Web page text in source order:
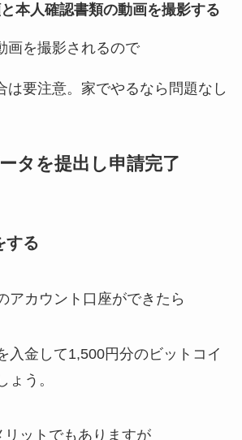
本人確認書類の動画を撮影する
画を撮影されるので
は要注意。家でやるなら問題なし
タを提出し申請完了
する
アカウント口座ができたら
入金して1,500円分のビットコイ
ょう。
リットでもありますが